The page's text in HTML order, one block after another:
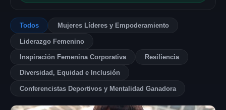
Todos Mujeres Líderes y Empoderamiento
Liderazgo Femenino
Inspiración Femenina Corporativa Resiliencia
Diversidad, Equidad e Inclusión
Conferencistas Deportivos y Mentalidad Ganadora